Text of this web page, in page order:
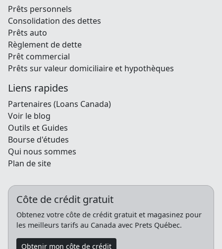
Prêts personnels
Consolidation des dettes
Prêts auto
Règlement de dette
Prêt commercial
Prêts sur valeur domiciliaire et hypothèques
Liens rapides
Partenaires (Loans Canada)
Voir le blog
Outils et Guides
Bourse d'études
Qui nous sommes
Plan de site
Côte de crédit gratuit
Obtenez votre côte de crédit gratuit et magasinez pour
les meilleurs tarifs au Canada avec Prets Québec.
Obtenir mon côte de crédit